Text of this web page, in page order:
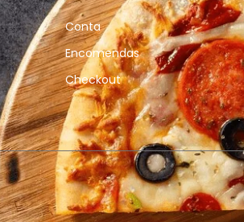
Conta
Encomendas
Checkout